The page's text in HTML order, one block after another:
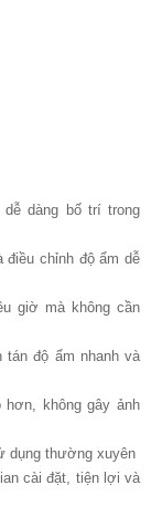
dàng bố trí trong
điều chỉnh độ ẩm dễ
giờ mà không cần
tán độ ẩm nhanh và
hơn, không gây ảnh
dụng thường xuyên
cài đặt, tiện lợi và